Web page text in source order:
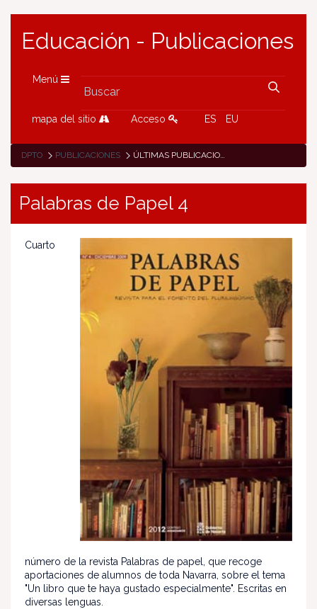
Educación - Publicaciones
Menú
mapa del sitio Acceso ES EU
DPTO PUBLICACIONES ÚLTIMAS PUBLICACIONES
Palabras de Papel 4
Cuarto
número de la revista Palabras de papel, que recoge
aportaciones de alumnos de toda Navarra, sobre el tema
"Un libro que te haya gustado especialmente". Escritas en
diversas lenguas.